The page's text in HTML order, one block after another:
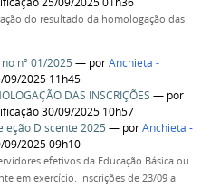
do resultado da homologação das
nº 01/2025 — porAnchieta -
2025 11h45
DAS INSCRIÇÕES — por
30/09/2025 10h57
Discente 2025 — porAnchieta -
2025 09h10
efetivos da Educação Básica ou
em exercício. Inscrições de 23/09 a